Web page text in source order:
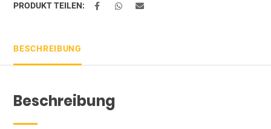
PRODUKT TEILEN:
BESCHREIBUNG
Beschreibung